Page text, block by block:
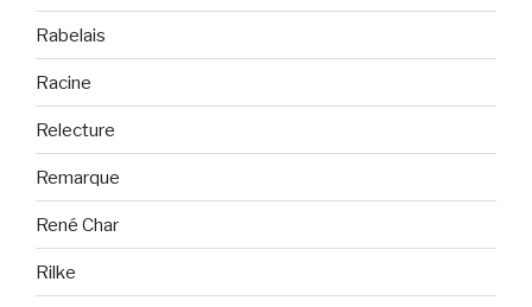
Rabelais
Racine
Relecture
Remarque
René Char
Rilke